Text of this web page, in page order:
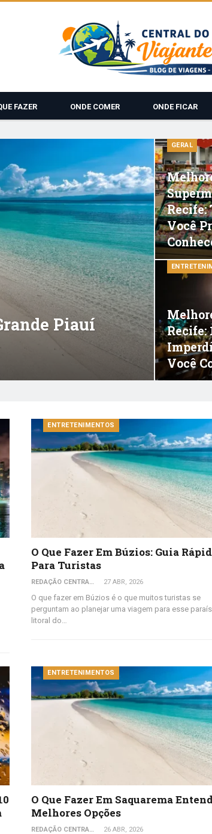
FAZER ONDE COMER ONDE FICAR
Piauí
GERAL
Recife:
Você
Recife:
Você
ENTRETENIMENTOS
O Que Fazer Em Búzios: Guia
Para Turistas
REDAÇÃO CENTRAL DO VIAJANTE 27 ABR, 2026
O que fazer em Búzios é o que muitos turistas se
perguntam ao planejar uma viagem para esse
litoral do…
ENTRETENIMENTOS
O Que Fazer Em Saquarema
Melhores Opções
REDAÇÃO CENTRAL DO VIAJANTE 26 ABR, 2026